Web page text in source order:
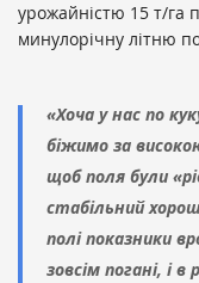
урожайністю 15 т/га
минулорічну літню
«Хоча у нас по
біжимо за
щоб поля були
стабільний
полі показники
зовсім погані, і